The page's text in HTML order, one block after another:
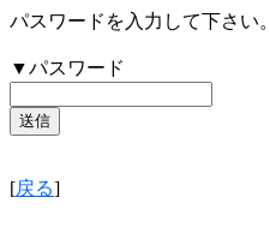
パスワードを入力して下さい。
▼パスワード
[戻る]